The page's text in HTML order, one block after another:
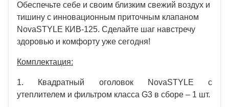
Обеспечьте себе и своим близким свежий воздух и
тишину с инновационным приточным клапаном
NovaSTYLE КИВ-125. Сделайте шаг навстречу
здоровью и комфорту уже сегодня!
Комплектация:
1. Квадратный оголовок NovaSTYLE с
утеплителем и фильтром класса G3 в сборе – 1 шт.